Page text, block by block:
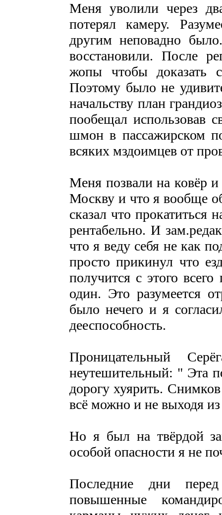
Меня уволили через
потерял камеру.
другим неповадно
восстановили. После
жопы чтобы доказать
Поэтому было не
начальству план
пообещал использовав
шмон в пассажирском
всяких мздоимцев от
Меня позвали на ковёр
Москву и что я вообще
сказал что прокатиться
рентабельно. И
что я веду себя не как
просто прикинул что
получится с этого
один. Это разумеется
было нечего и я
дееспособность.
Проницательный
неутешительный: " Эта
дорогу хуярить.
всё можно и не выходя
Но я был на твёрдой
особой опасности я не
Последние дни
повышенные